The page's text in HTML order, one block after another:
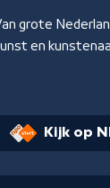
grote
en
Kijk op